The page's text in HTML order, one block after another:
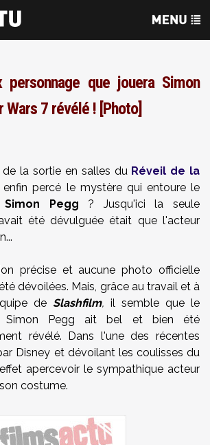
personnage que jouera Simon
Wars 7 révélé ! [Photo]
la sortie en salles du Réveil de la
enfin percé le mystère qui entoure le
Pegg ? Jusqu'ici la seule
été dévulguée était que l'acteur
précise et aucune photo officielle
dévoilées. Mais, grâce au travail et à
de Slashfilm, il semble que le
Simon Pegg ait bel et bien été
révélé. Dans l'une des récentes
Disney et dévoilant les coulisses du
apercevoir le sympathique acteur
costume.